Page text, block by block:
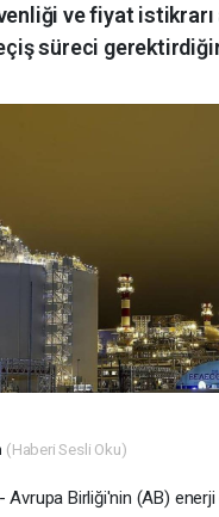
ve fiyat istikrarı
süreci
(Haberi Sesli Oku)
Avrupa Birliği'nin (AB)